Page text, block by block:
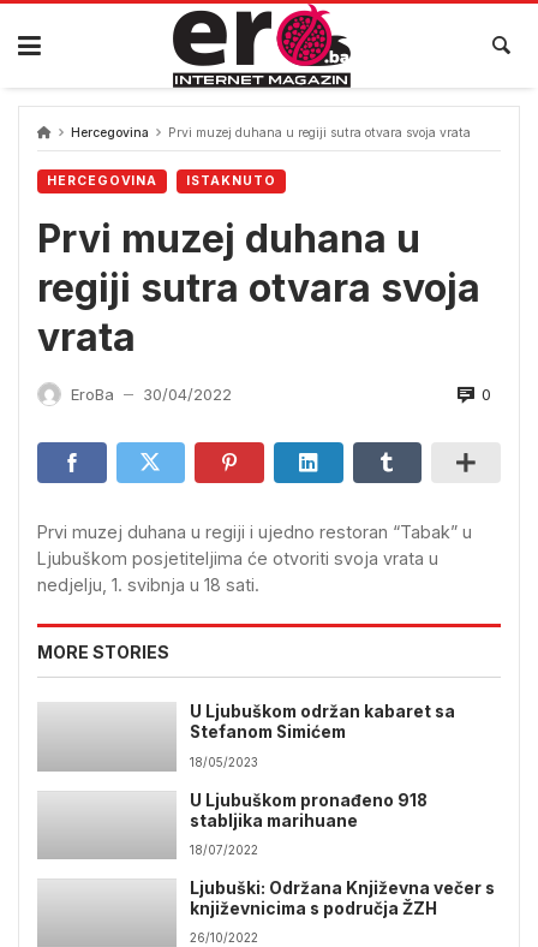
Skip
content
Hercegovina Prvi muzej duhana u regiji sutra otvara svoja vrata
HERCEGOVINA ISTAKNUTO
Prvi muzej duhana u
regiji sutra otvara svoja
vrata
EroBa — 30/04/2022 0
Prvi muzej duhana u regiji i ujedno restoran “Tabak” u
Ljubuškom posjetiteljima će otvoriti svoja vrata u
nedjelju, 1. svibnja u 18 sati.
MORE STORIES
U Ljubuškom održan kabaret sa
Stefanom Simićem
18/05/2023
U Ljubuškom pronađeno 918
stabljika marihuane
18/07/2022
Ljubuški: Održana Književna večer s
književnicima s područja ŽZH
26/10/2022